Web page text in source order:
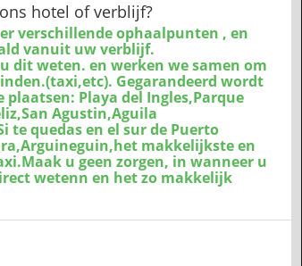
hotel of verblijf?
verschillende ophaalpunten , en
vanuit uw verblijf.
dit weten. en werken we samen om
Gegarandeerd wordt
Playa del Ingles,Parque
Agustin,Aguila
te quedas en el sur de Puerto
makkelijkste en
u geen zorgen, in wanneer u
wetenn en het zo makkelijk